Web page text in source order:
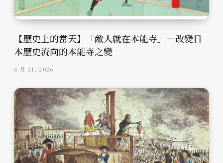
【歷史上的當天】「敵人就在本能寺」—改變日
本歷史流向的本能寺之變
6 月 21, 2026